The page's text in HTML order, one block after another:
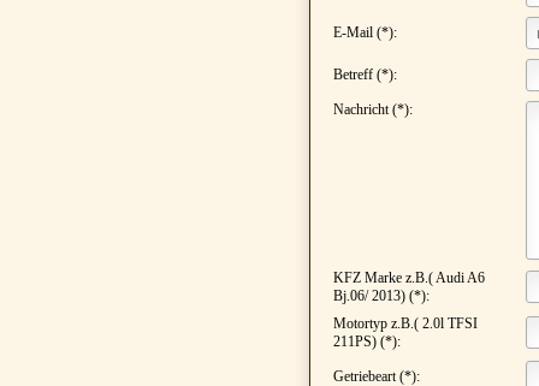
E-Mail (*):
Betreff (*):
Nachricht (*):
KFZ Marke z.B.( Audi A6
Bj.06/ 2013) (*):
Motortyp z.B.( 2.0l TFSI
211PS) (*):
Getriebeart (*):